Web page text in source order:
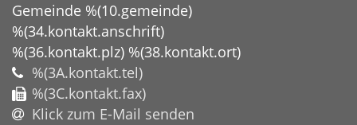
Gemeinde %(10.gemeinde)
%(34.kontakt.anschrift)
%(36.kontakt.plz) %(38.kontakt.ort)
%(3A.kontakt.tel)
%(3C.kontakt.fax)
Klick zum E-Mail senden